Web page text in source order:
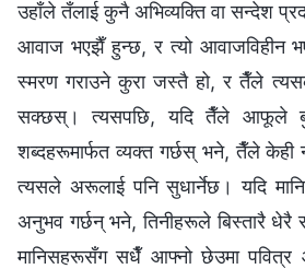
उहाँले तँलाई कुनै अभिव्यक्ति वा सन्देश
आवाज भएझैँ हुन्छ, र त्यो आवाजविहीन
स्मरण गराउने कुरा जस्तै हो, र तैँले
सक्छस्। त्यसपछि, यदि तैँले आफूले
शब्दहरूमार्फत व्यक्त गर्छस् भने, तैँले केही
त्यसले अरूलाई पनि सुधार्नेछ। यदि
अनुभव गर्छन् भने, तिनीहरूले बिस्तारै
मानिसहरूसँग सधैँ आफ्नो छेउमा